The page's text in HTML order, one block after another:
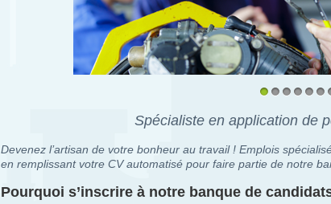
Spécialiste en application de
Devenez l’artisan de votre bonheur au travail ! Emplois
en remplissant votre CV automatisé pour faire partie de notre
Pourquoi s’inscrire à notre banque de